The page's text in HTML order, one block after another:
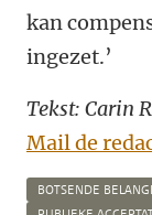
kan
ingezet.’
Tekst: Carin
Mail de
BOTSENDE